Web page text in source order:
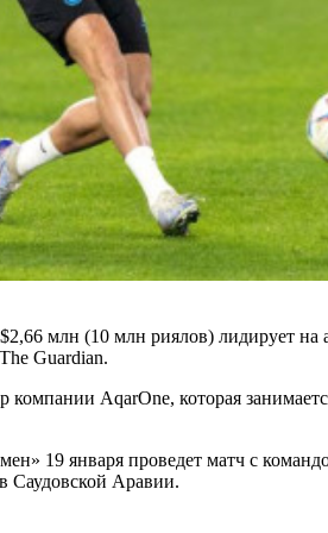
млн (10 млн риялов) лидирует
Guardian.
AqarOne, которая
19 января проведет матч с
Саудовской Аравии.